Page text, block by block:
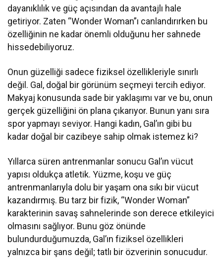
dayanıklılık ve güç açısından da avantajlı hale
getiriyor. Zaten “Wonder Woman”ı canlandırırken bu
özelliğinin ne kadar önemli olduğunu her sahnede
hissedebiliyoruz.
Onun güzelliği sadece fiziksel özellikleriyle sınırlı
değil. Gal, doğal bir görünüm seçmeyi tercih ediyor.
Makyaj konusunda sade bir yaklaşımı var ve bu, onun
gerçek güzelliğini ön plana çıkarıyor. Bunun yanı sıra
spor yapmayı seviyor. Hangi kadın, Gal’ın gibi bu
kadar doğal bir cazibeye sahip olmak istemez ki?
Yıllarca süren antrenmanlar sonucu Gal’ın vücut
yapısı oldukça atletik. Yüzme, koşu ve güç
antrenmanlarıyla dolu bir yaşam ona sıkı bir vücut
kazandırmış. Bu tarz bir fizik, “Wonder Woman”
karakterinin savaş sahnelerinde son derece etkileyici
olmasını sağlıyor. Bunu göz önünde
bulundurduğumuzda, Gal’ın fiziksel özellikleri
yalnızca bir şans değil; tatlı bir özverinin sonucudur.